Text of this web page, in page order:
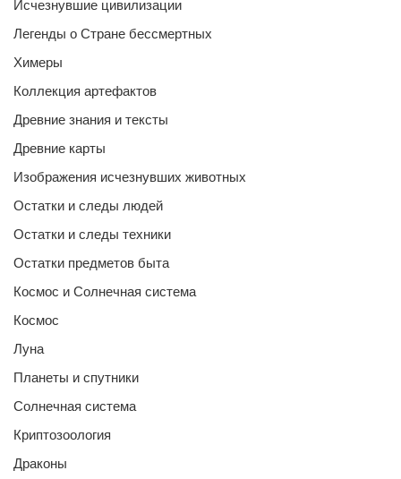
Исчезнувшие цивилизации
Легенды о Стране бессмертных
Химеры
Коллекция артефактов
Древние знания и тексты
Древние карты
Изображения исчезнувших животных
Остатки и следы людей
Остатки и следы техники
Остатки предметов быта
Космос и Солнечная система
Космос
Луна
Планеты и спутники
Солнечная система
Криптозоология
Драконы